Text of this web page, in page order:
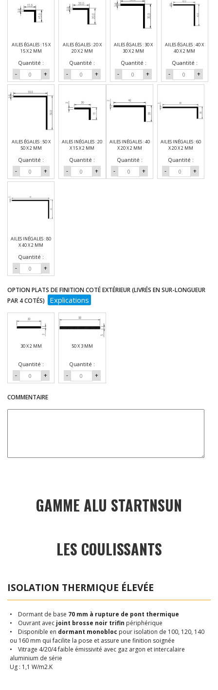
AILES ÉGALES : 15 X
15 X 2 MM
Quantité :
- +
AILES ÉGALES : 20 X
20 X 2 MM
Quantité :
- +
AILES ÉGALES : 30 X
30 X 2 MM
Quantité :
- +
AILES ÉGALES : 40 X
40 X 2 MM
Quantité :
- +
AILES ÉGALES : 50 X
50 X 2 MM
Quantité :
- +
AILES INÉGALES : 20
X 15 X 2 MM
Quantité :
- +
AILES INÉGALES : 40
X 20 X 2 MM
Quantité :
- +
AILES INÉGALES : 60
X 20 X 2 MM
Quantité :
- +
AILES INÉGALES : 80
X 40 X 2 MM
Quantité :
- +
OPTION PLATS DE FINITION COTÉ EXTÉRIEUR (LIVRÉS EN SUR-LONGUEUR
PAR 4 COTÉS)
Explications
30 X 2 MM
Quantité :
- +
50 X 3 MM
Quantité :
- +
COMMENTAIRE
GAMME ALU STARTNSUN
LES COULISSANTS
ISOLATION THERMIQUE ÉLEVÉE
• Dormant de base 70 mm à rupture de pont thermique
• Ouvrant avec joint brosse noir trifin périphérique
• Disponible en dormant monobloc pour isolation de 100, 120, 140
ou 160 mm qui facilite la pose et assure une finition soignée
• Vitrage 4/20/4 faible émissivité avec gaz argon et intercalaire
aluminium de série
Ug : 1,1 W/m2.K